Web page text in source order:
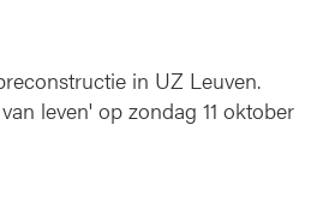
in UZ Leuven.
leven' op zondag 11 oktober